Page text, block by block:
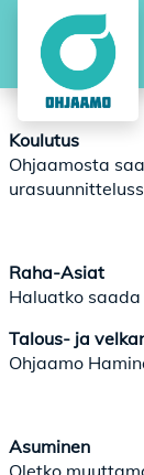
Koulutus
Ohjaamosta
Raha-Asiat
Haluatko
Talous- ja
Ohjaamo
Asuminen
Oletko